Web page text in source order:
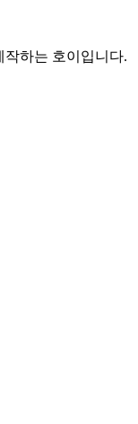
하는 호이입니다.